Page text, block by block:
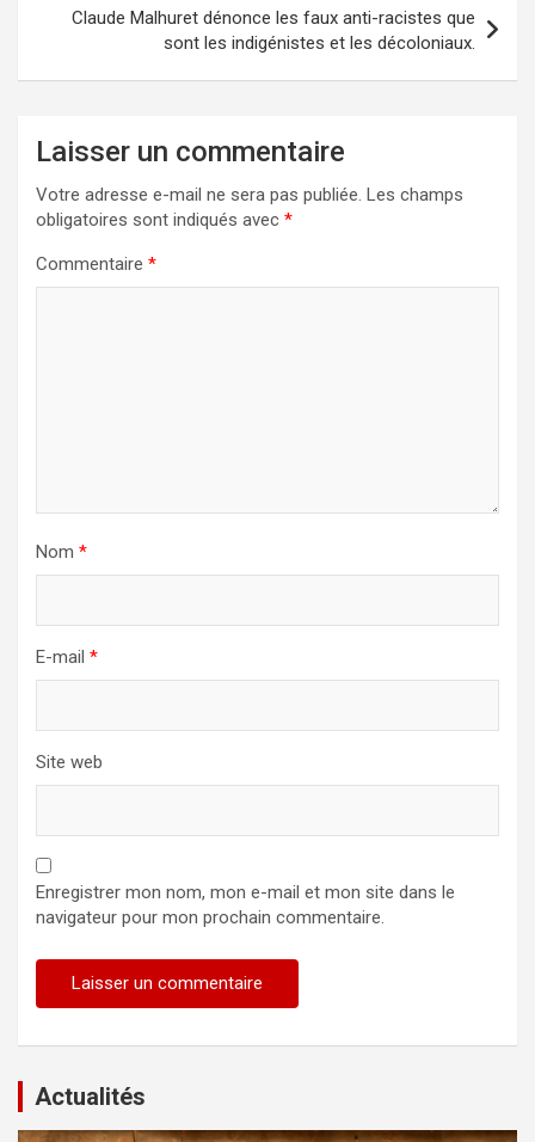
Claude Malhuret dénonce les faux anti-racistes que
sont les indigénistes et les décoloniaux.
Laisser un commentaire
Votre adresse e-mail ne sera pas publiée. Les champs
obligatoires sont indiqués avec *
Commentaire *
Nom *
E-mail *
Site web
Enregistrer mon nom, mon e-mail et mon site dans le
navigateur pour mon prochain commentaire.
Actualités